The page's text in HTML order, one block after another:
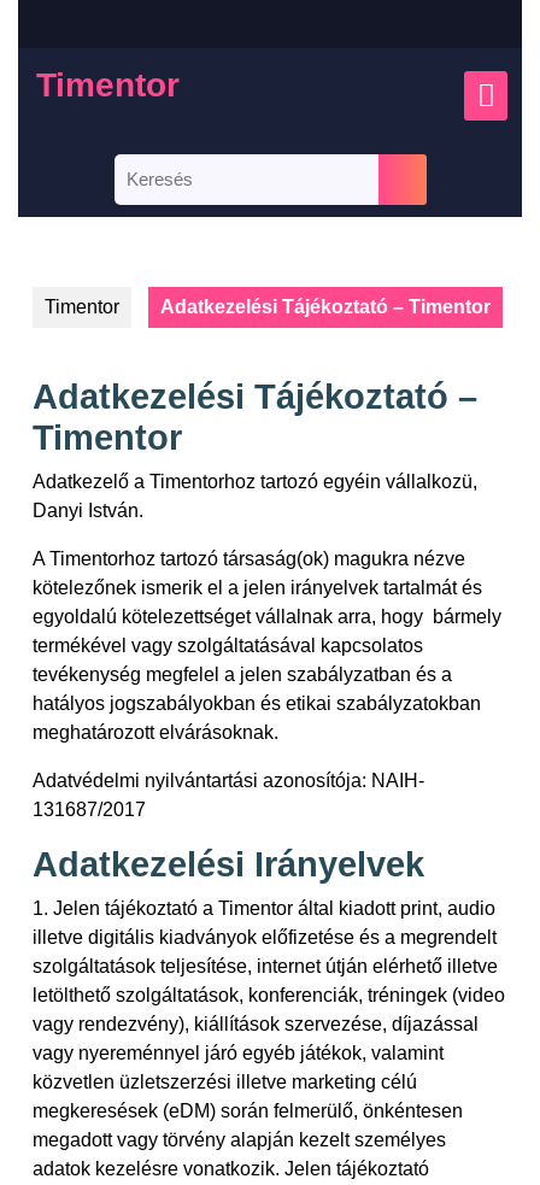
Timentor
Timentor Adatkezelési Tájékoztató – Timentor
Adatkezelési Tájékoztató –
Timentor
Adatkezelő a Timentorhoz tartozó egyéin vállalkozü,
Danyi István.
A Timentorhoz tartozó társaság(ok) magukra nézve
kötelezőnek ismerik el a jelen irányelvek tartalmát és
egyoldalú kötelezettséget vállalnak arra, hogy bármely
termékével vagy szolgáltatásával kapcsolatos
tevékenység megfelel a jelen szabályzatban és a
hatályos jogszabályokban és etikai szabályzatokban
meghatározott elvárásoknak.
Adatvédelmi nyilvántartási azonosítója: NAIH-
131687/2017
Adatkezelési Irányelvek
1. Jelen tájékoztató a Timentor által kiadott print, audio
illetve digitális kiadványok előfizetése és a megrendelt
szolgáltatások teljesítése, internet útján elérhető illetve
letölthető szolgáltatások, konferenciák, tréningek (video
vagy rendezvény), kiállítások szervezése, díjazással
vagy nyereménnyel járó egyéb játékok, valamint
közvetlen üzletszerzési illetve marketing célú
megkeresések (eDM) során felmerülő, önkéntesen
megadott vagy törvény alapján kezelt személyes
adatok kezelésre vonatkozik. Jelen tájékoztató